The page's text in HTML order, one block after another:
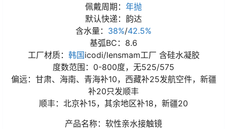
佩戴周期： 年抛
默认快递：韵达
含水量： 38%/42.5%
基弧BC：8.6
工厂材质： 韩国icodi/lensmam工厂 含硅水凝胶
度数范围：0-800度，无525/575
偏远：甘肃、海南、青海补10，西藏补25发航空件，新疆
补20只发顺丰
顺丰：北京补15，其余地区补18，新疆20
产品名称：软性亲水接触镜